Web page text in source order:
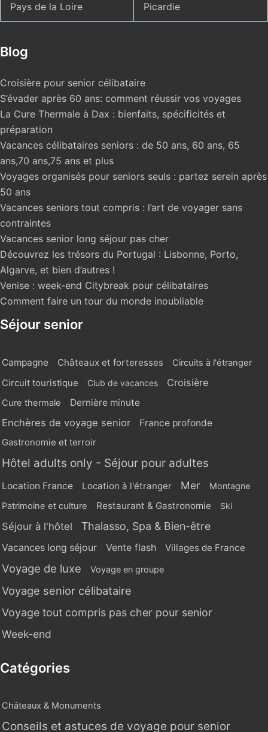
Pays de la Loire
Picardie
Blog
Croisière pour senior célibataire
S’évader après 60 ans: comment réussir vos voyages
La Cure Thermale à Dax : bienfaits, spécificités et
préparation
Vacances célibataires seniors : de 50 ans, 60 ans, 65
ans,70 ans,75 ans et plus
Voyages organisés pour seniors seuls : partez serein après
50 ans
Vacances seniors tout compris : l’art de voyager sans
contraintes
Vacances senior long séjour pas cher
Découvrez les trésors du Portugal : Lisbonne, Porto,
Algarve, et bien d’autres !
Venise : week-end Citybreak pour célibataires
Comment faire un tour du monde inoubliable
Séjour senior
Campagne Châteaux et forteresses
Circuits à l'étranger
Circuit touristique
Club de vacances Croisière
Cure thermale Dernière minute
Enchères de voyage senior
France profonde
Gastronomie et terroir
Hôtel adults only - Séjour pour adultes
Location France Location à l'étranger Mer Montagne
Patrimoine et culture Restaurant & Gastronomie Ski
Séjour à l'hôtel Thalasso, Spa & Bien-être
Vacances long séjour Vente flash Villages de France
Voyage de luxe Voyage en groupe
Voyage senior célibataire
Voyage tout compris pas cher pour senior
Week-end
Catégories
Châteaux & Monuments
Conseils et astuces de voyage pour senior